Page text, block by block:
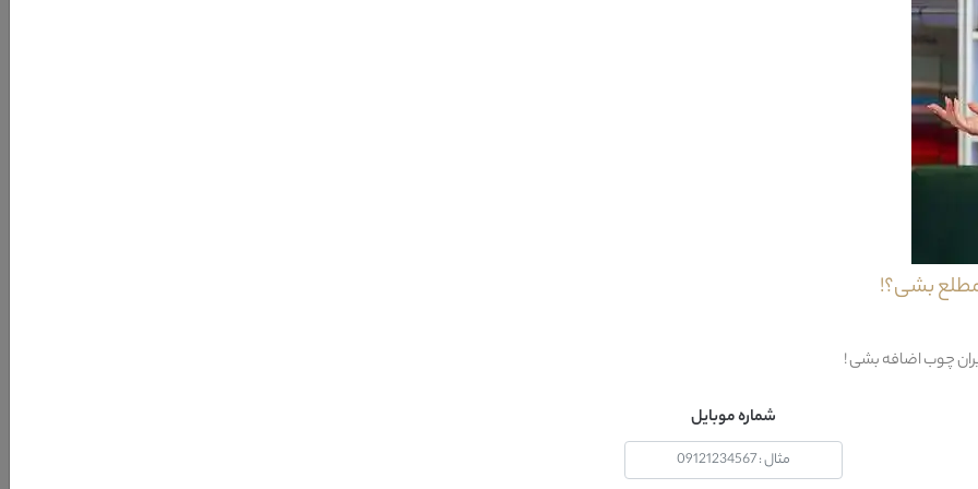
نمایید تا به دقت در طراحی و همچنین زیبایی های آن پی ببرید.
مدرن
چین
بشی؟!
چوب اضافه بشی !
شماره موبایل